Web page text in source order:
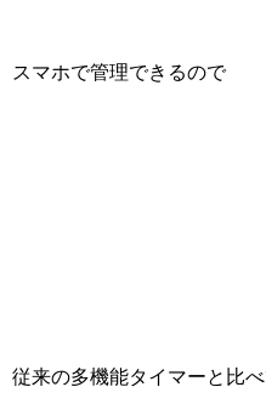
スマホで管理できるので
従来の多機能タイマーと比べ